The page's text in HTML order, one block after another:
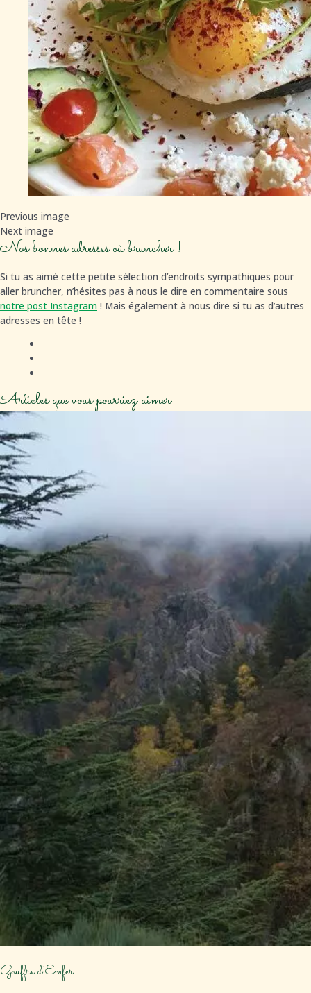
Previous image
Next image
Nos bonnes adresses où bruncher !
Si tu as aimé cette petite sélection d’endroits sympathiques pour
aller bruncher, n’hésites pas à nous le dire en commentaire sous
notre post Instagram ! Mais également à nous dire si tu as d’autres
adresses en tête !
Articles que vous pourriez aimer
Gouffre d’Enfer